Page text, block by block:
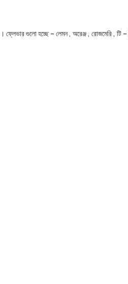
গুলো হচ্ছে – লেমন , অরেঞ্জ , রোজমেরি , টি –